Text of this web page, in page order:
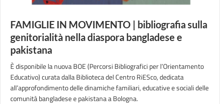
FAMIGLIE IN MOVIMENTO | bibliografia sulla
genitorialità nella diaspora bangladese e
pakistana
È disponibile la nuova BOE (Percorsi Bibliografici per l’Orientamento
Educativo) curata dalla Biblioteca del Centro RiESco, dedicata
all’approfondimento delle dinamiche familiari, educative e sociali delle
comunità bangladese e pakistana a Bologna.